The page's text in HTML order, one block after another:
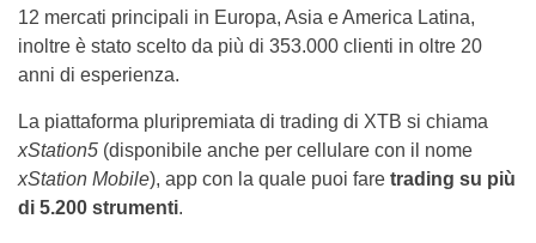
12 mercati principali in Europa, Asia e America Latina,
inoltre è stato scelto da più di 353.000 clienti in oltre 20
anni di esperienza.
La piattaforma pluripremiata di trading di XTB si chiama
xStation5 (disponibile anche per cellulare con il nome
xStation Mobile), app con la quale puoi fare trading su più
di 5.200 strumenti.